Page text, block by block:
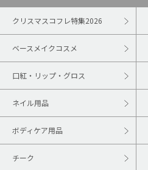
クリスマスコフレ特集2026
ベースメイクコスメ
口紅・リップ・グロス
ネイル用品
ボディケア用品
チーク